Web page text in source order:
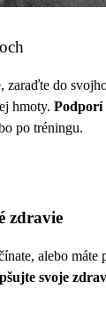
do
hmoty. Podporí
po tréningu.
zdravie
alebo
svoje